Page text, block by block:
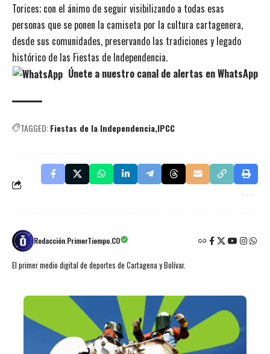
Torices; con el ánimo de seguir visibilizando a todas esas
personas que se ponen la camiseta por la cultura cartagenera,
desde sus comunidades, preservando las tradiciones y legado
histórico de las Fiestas de Independencia.
Únete a nuestro canal de alertas en WhatsApp
TAGGED:Fiestas de la Independencia IPCC
Redacción PrimerTiempo.CO
El primer medio digital de deportes de Cartagena y Bolívar.